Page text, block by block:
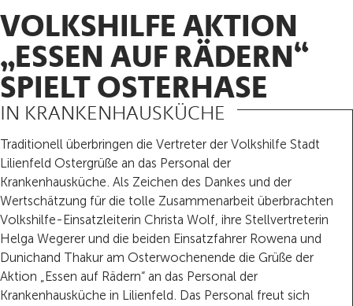
VOLKSHILFE AKTION
„ESSEN AUF RÄDERN“
SPIELT OSTERHASE
IN KRANKENHAUSKÜCHE
Traditionell überbringen die Vertreter der Volkshilfe Stadt
Lilienfeld Ostergrüße an das Personal der
Krankenhausküche. Als Zeichen des Dankes und der
Wertschätzung für die tolle Zusammenarbeit überbrachten
Volkshilfe-Einsatzleiterin Christa Wolf, ihre Stellvertreterin
Helga Wegerer und die beiden Einsatzfahrer Rowena und
Dunichand Thakur am Osterwochenende die Grüße der
Aktion „Essen auf Rädern“ an das Personal der
Krankenhausküche in Lilienfeld. Das Personal freut sich